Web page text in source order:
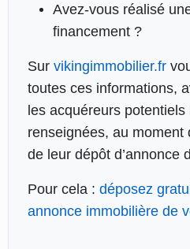
Avez-vous réalisé
financement ?
Sur vikingimmobilier.fr
toutes ces informations,
les acquéreurs potentiels
renseignées, au moment
de leur dépôt d’annonce
Pour cela : déposez
annonce immobilière de